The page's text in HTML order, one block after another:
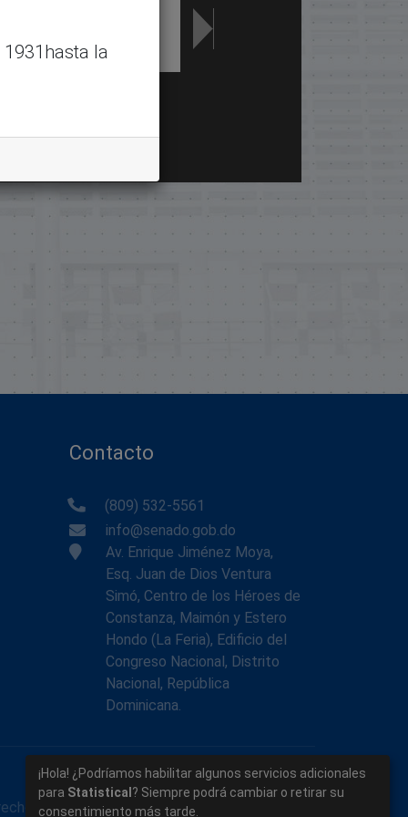
Contacto
(809) 532-5561
info@senado.gob.do
Av. Enrique Jiménez Moya,
Esq. Juan de Dios Ventura
Simó, Centro de los Héroes de
Constanza, Maimón y Estero
Hondo (La Feria), Edificio del
Congreso Nacional, Distrito
Nacional, República
Dominicana.
reservados.
la
¡Hola! ¿Podríamos habilitar algunos servicios adicionales
para Statistical ? Siempre podrá cambiar o retirar su
consentimiento más tarde.